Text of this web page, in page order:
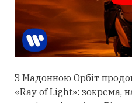
З Мадонною Орбіт
«Ray of Light»: зокрема,